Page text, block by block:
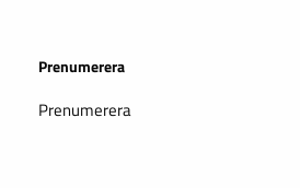
Prenumerera
Prenumerera